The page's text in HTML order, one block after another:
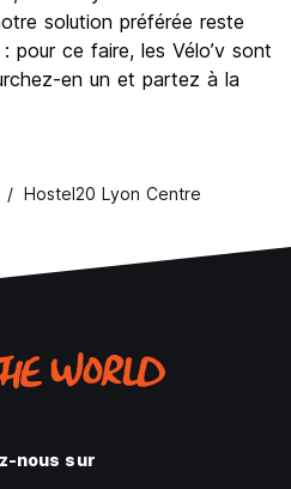
solution préférée reste
pour ce faire, les Vélo’v sont
en un et partez à la
Hostel20 Lyon Centre
nous sur